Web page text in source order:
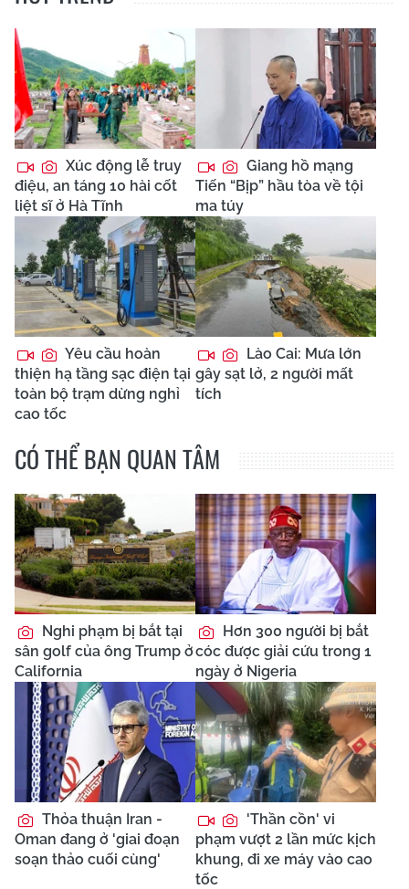
Xúc động lễ truy
điệu, an táng 10 hài cốt
liệt sĩ ở Hà Tĩnh
Giang hồ mạng
Tiến “Bịp” hầu tòa về tội
ma túy
Yêu cầu hoàn
thiện hạ tầng sạc điện tại
toàn bộ trạm dừng nghỉ
cao tốc
Lào Cai: Mưa lớn
gây sạt lở, 2 người mất
tích
CÓ THỂ BẠN QUAN TÂM
Nghi phạm bị bắt tại
sân golf của ông Trump ở
California
Hơn 300 người bị bắt
cóc được giải cứu trong 1
ngày ở Nigeria
Thỏa thuận Iran -
Oman đang ở 'giai đoạn
soạn thảo cuối cùng'
'Thần cồn' vi
phạm vượt 2 lần mức kịch
khung, đi xe máy vào cao
tốc